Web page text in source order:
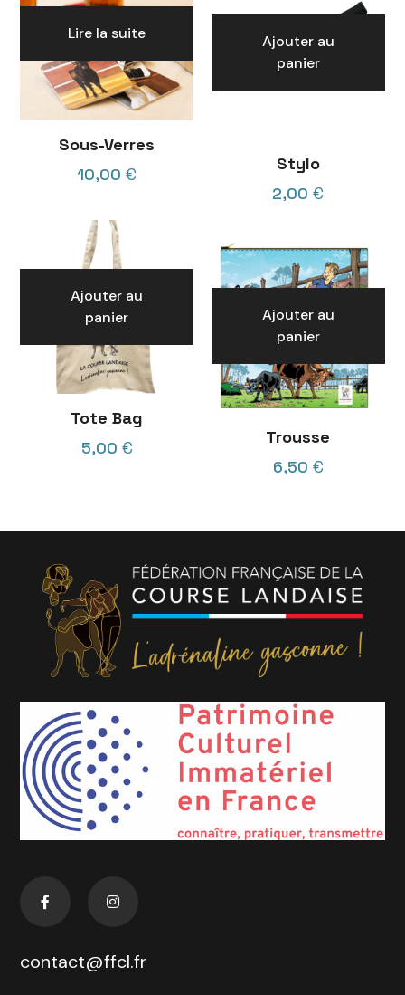
Lire la suite
Sous-Verres
10,00€
Ajouter au
panier
Stylo
2,00€
Ajouter au
panier
Tote Bag
5,00 €
Ajouter au
panier
Trousse
6,50 €
contact@ffcl.fr